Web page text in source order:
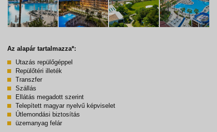
Az alapár tartalmazza*:
Utazás repülőgéppel
Repülőtéri illeték
Transzfer
Szállás
Ellátás megadott szerint
Telepített magyar nyelvű képviselet
Útlemondási biztosítás
üzemanyag felár